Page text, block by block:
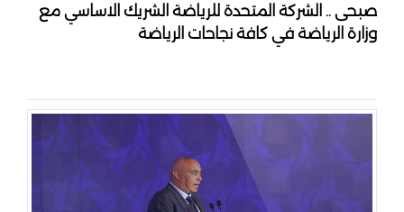
صبحى .. الشركة المتحدة للرياضة الشريك الاساسي مع
وزارة الرياضة في كافة نجاحات الرياضة